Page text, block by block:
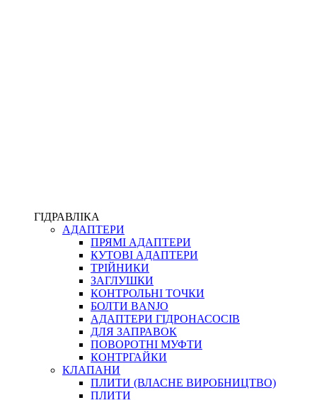
ФІТИНГИ ДІАГНОСТИЧНІ
АКСЕСУАРИ
ТРУБКИ ТА КОМПЛЕКТУЮЧІ
ФІТИНГИ ГІДРАВЛІЧНІ
ФІТИНГИ КОНДИЦІОНЕРНІ
ЗАХИСТ РУКАВІВ
ФІТИНГИ KARCHER
ФІТИНГИ НА ПІДЙОМ КАБІНИ
КОНЕКТОРИ
ХОМУТИ
ГІДРАВЛІКА
АДАПТЕРИ
ПРЯМІ АДАПТЕРИ
КУТОВІ АДАПТЕРИ
ТРІЙНИКИ
ЗАГЛУШКИ
КОНТРОЛЬНІ ТОЧКИ
БОЛТИ BANJO
АДАПТЕРИ ГІДРОНАСОСІВ
ДЛЯ ЗАПРАВОК
ПОВОРОТНІ МУФТИ
КОНТРГАЙКИ
КЛАПАНИ
ПЛИТИ (ВЛАСНЕ ВИРОБНИЦТВО)
ПЛИТИ